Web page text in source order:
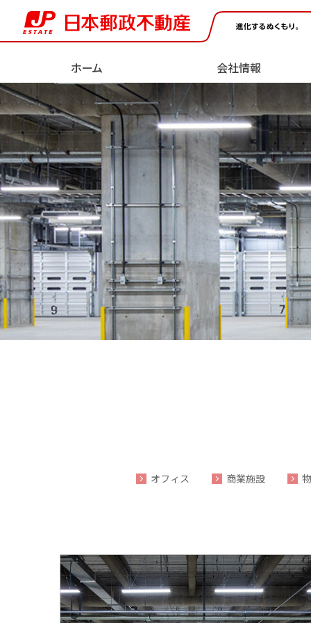
ページの先頭です。
ページ内移動用のリンクです。
ヘッダーメニューへ移動します。
本文へ移動します。
フッターメニューへ移動します。
ここからヘッダーメニューです。
ホーム 会社情報
会社情報
About Us
経営理念
未来への挑戦
Challenges for the Future
ESG（サステナビリティ）
DX（デジ
ョン）
物件紹介
Property Portfolio
進行中の開発計画 オフィス
高齢者施設 保育所
採用情報
Join Us
新卒採用情報
ヘッダーメニューはここまでです。
ここから本文です。
オフィス 商業施設
ページの終わりです。